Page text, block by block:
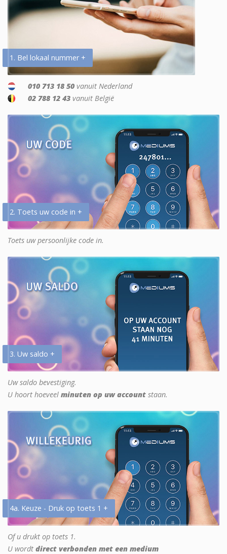
1. Bel lokaal nummer +
010 713 18 50 vanuit Nederland
02 788 12 43 vanuit België
2. Toets uw code in +
Toets uw persoonlijke code in.
3. Uw saldo +
Uw saldo bevestiging.
U hoort hoeveel minuten op uw account staan.
4a. Keuze - Druk op toets 1 +
Of u drukt op toets 1.
U wordt direct verbonden met een medium